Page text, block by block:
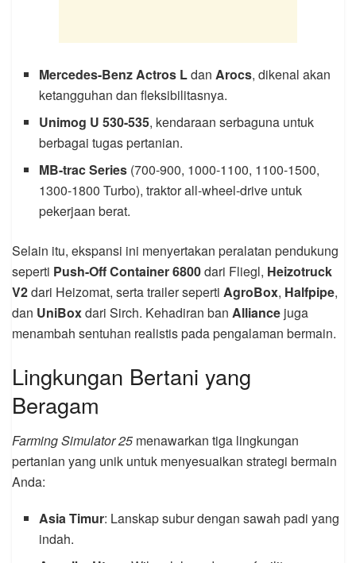
Mercedes-Benz Actros LdanArocs, dikenal akan
ketangguhan dan fleksibilitasnya.
Unimog U 530-535, kendaraan serbaguna untuk
berbagai tugas pertanian.
MB-trac Series (700-900, 1000-1100, 1100-1500,
1300-1800 Turbo), traktor all-wheel-drive untuk
pekerjaan berat.
Selain itu, ekspansi ini menyertakan peralatan pendukung
seperti Push-Off Container 6800dari Fliegl, Heizotruck
V2dari Heizomat, serta trailer seperti AgroBox, Halfpipe,
dan UniBoxdari Sirch. Kehadiran ban Alliance juga
menambah sentuhan realistis pada pengalaman bermain.
Lingkungan Bertani yang
Beragam
Farming Simulator 25 menawarkan tiga lingkungan
pertanian yang unik untuk menyesuaikan strategi bermain
Anda:
Asia Timur: Lanskap subur dengan sawah padi yang
indah.